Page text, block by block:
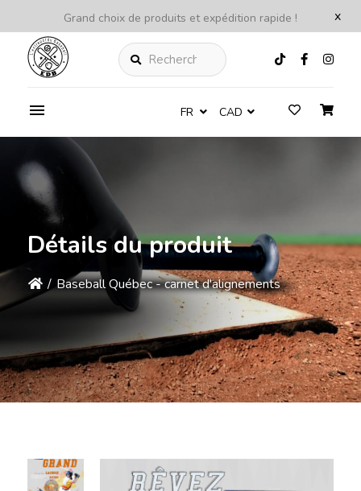
x
Grand choix de produits et expédition rapide !
Rechercher
FR CAD
Détails du produit
/ Baseball Québec - carnet d'alignements